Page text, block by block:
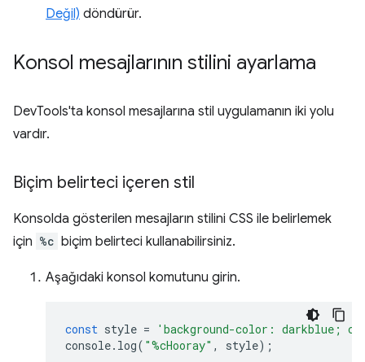
Değil) döndürür.
Konsol mesajlarının stilini ayarlama
DevTools'ta konsol mesajlarına stil uygulamanın iki yolu
vardır.
Biçim belirteci içeren stil
Konsolda gösterilen mesajların stilini CSS ile belirlemek
için %c biçim belirteci kullanabilirsiniz.
Aşağıdaki konsol komutunu girin.
const style =
'background-color:
console. log( "%cHooray" , style);